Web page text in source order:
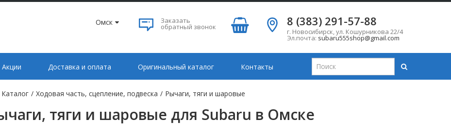
Омск Заказать
обратный звонок 8 (383) 291-57-88
г. Новосибирск,ул. Кошурникова 22/4
Эл.почта: subaru555shop@gmail.com
Акции Доставка и оплата Оригинальный каталог Контакты
Каталог / Ходовая часть, сцепление, подвеска / Рычаги, тяги и шаровые
тяги и шаровые для Subaru в Омске